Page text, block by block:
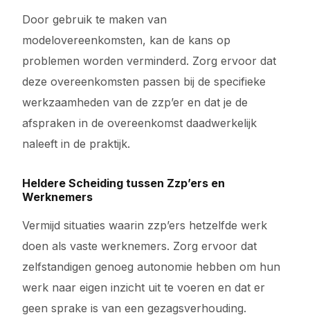
Door gebruik te maken van
modelovereenkomsten, kan de kans op
problemen worden verminderd. Zorg ervoor dat
deze overeenkomsten passen bij de specifieke
werkzaamheden van de zzp’er en dat je de
afspraken in de overeenkomst daadwerkelijk
naleeft in de praktijk.
Heldere Scheiding tussen Zzp’ers en
Werknemers
Vermijd situaties waarin zzp’ers hetzelfde werk
doen als vaste werknemers. Zorg ervoor dat
zelfstandigen genoeg autonomie hebben om hun
werk naar eigen inzicht uit te voeren en dat er
geen sprake is van een gezagsverhouding.